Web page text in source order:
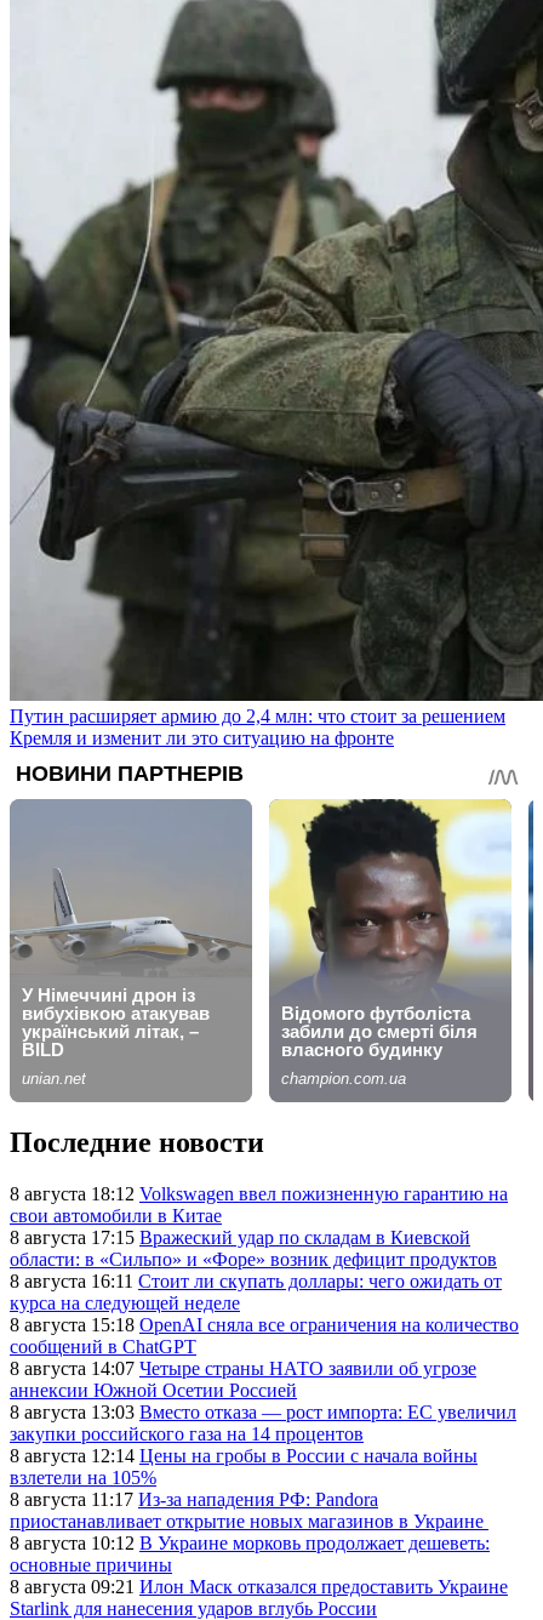
Путин расширяет армию до 2,4 млн: что стоит за решением
Кремля и изменит ли это ситуацию на фронте
Последние новости
8 августа 18:12 Volkswagen ввел пожизненную гарантию на
свои автомобили в Китае
8 августа 17:15 Вражеский удар по складам в Киевской
области: в «Сильпо» и «Форе» возник дефицит продуктов
8 августа 16:11 Стоит ли скупать доллары: чего ожидать от
курса на следующей неделе
8 августа 15:18 OpenAI сняла все ограничения на количество
сообщений в ChatGPT
8 августа 14:07 Четыре страны НАТО заявили об угрозе
аннексии Южной Осетии Россией
8 августа 13:03 Вместо отказа — рост импорта: ЕС увеличил
закупки российского газа на 14 процентов
8 августа 12:14 Цены на гробы в России с начала войны
взлетели на 105%
8 августа 11:17 Из-за нападения РФ: Pandora
приостанавливает открытие новых магазинов в Украине
8 августа 10:12 В Украине морковь продолжает дешеветь:
основные причины
8 августа 09:21 Илон Маск отказался предоставить Украине
Starlink для нанесения ударов вглубь России